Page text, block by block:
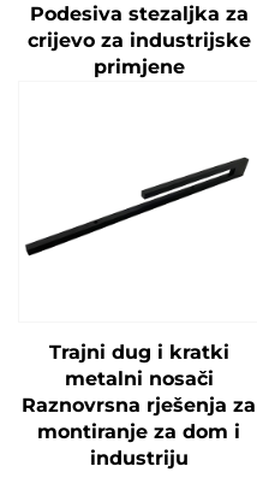
Podesiva stezaljka za
crijevo za industrijske
primjene
Trajni dug i kratki
metalni nosači
Raznovrsna rješenja za
montiranje za dom i
industriju